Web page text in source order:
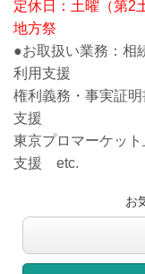
定休日：土曜（第2
地方祭
●お取扱い業務：相
利用支援
権利義務・事実証
支援
東京プロマーケッ
支援 etc.
お